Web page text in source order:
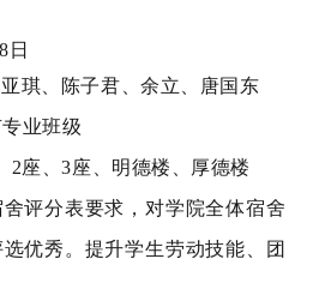
日
琪、陈子君、余立、唐国东
业班级
2座、3座、明德楼、厚德楼
评分表要求，对学院全体宿舍
优秀。提升学生劳动技能、团